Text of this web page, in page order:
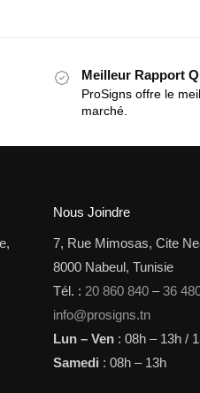
Meilleur Rapport
ProSigns offre le
marché.
Nous Joindre
7, Rue Mimosas, Cite
8000 Nabeul, Tunisie
Tél. : 20 860 840 –36
info@prosigns.tn
Lun – Ven : 08h – 13h /
Samedi : 08h – 13h